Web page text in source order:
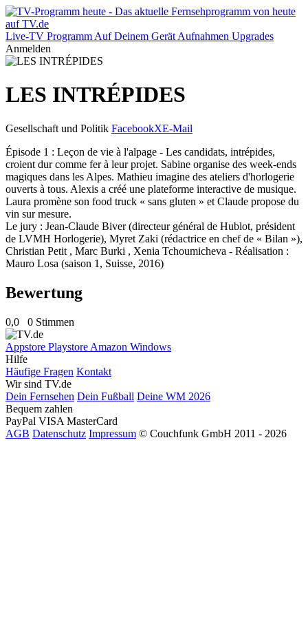
Live-TV Programm Auf Deinem Gerät Aufnahmen Upgrades
Anmelden
LES INTRÉPIDES
Gesellschaft und Politik FacebookXE-Mail
Épisode 1 : Leçon de vie à l'alpage - Les candidats, intrépides,
croient dur comme fer à leur projet. Sabine organise des week-ends
magiques dans les Alpes. Mathieu imagine des ateliers d'horlogerie
ouverts à tous. Alexis a créé une plateforme interactive de musique.
Laura promène son food truck « sans gluten » et Claude propose du
vin sur mesure.
Le jury : Jean-Claude Biver (directeur général de Hublot, président
de LVMH Horlogerie), Myret Zaki (rédactrice en chef de « Bilan »),
Christian Petit , Marc Burki , Xenia Tchoumicheva - Réalisation :
Mauro Losa (saison 1, Suisse, 2016)
Bewertung
0,0 0 Stimmen
Appstore Playstore Amazon Windows
Hilfe
Häufige Fragen Kontakt
Wir sind TV.de
Dein Fernsehen Dein Fußball Deine WM 2026
Bequem zahlen
PayPal VISA MasterCard
AGB Datenschutz Impressum © Couchfunk GmbH 2011 - 2026